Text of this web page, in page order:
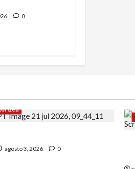
0
agosto 3, 2026 0